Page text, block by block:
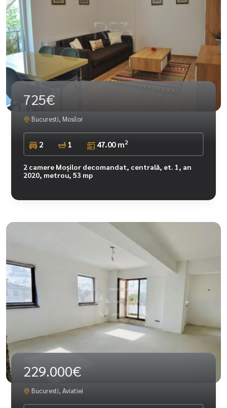
725€
Bucuresti, Mosilor
2 1 47.00 m2
2 camere Moșilor decomandat, centrală, et. 1, an
2020, metrou, 53 mp
229.000€
Bucuresti, Aviatiei